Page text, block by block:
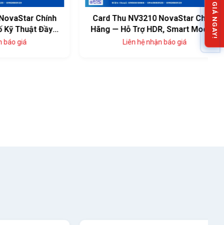
Chính
Đầy
Card Thu NV3210 NovaStar Chính
Hãng — Hỗ Trợ HDR, Smart Module
Liên hệ nhận báo giá